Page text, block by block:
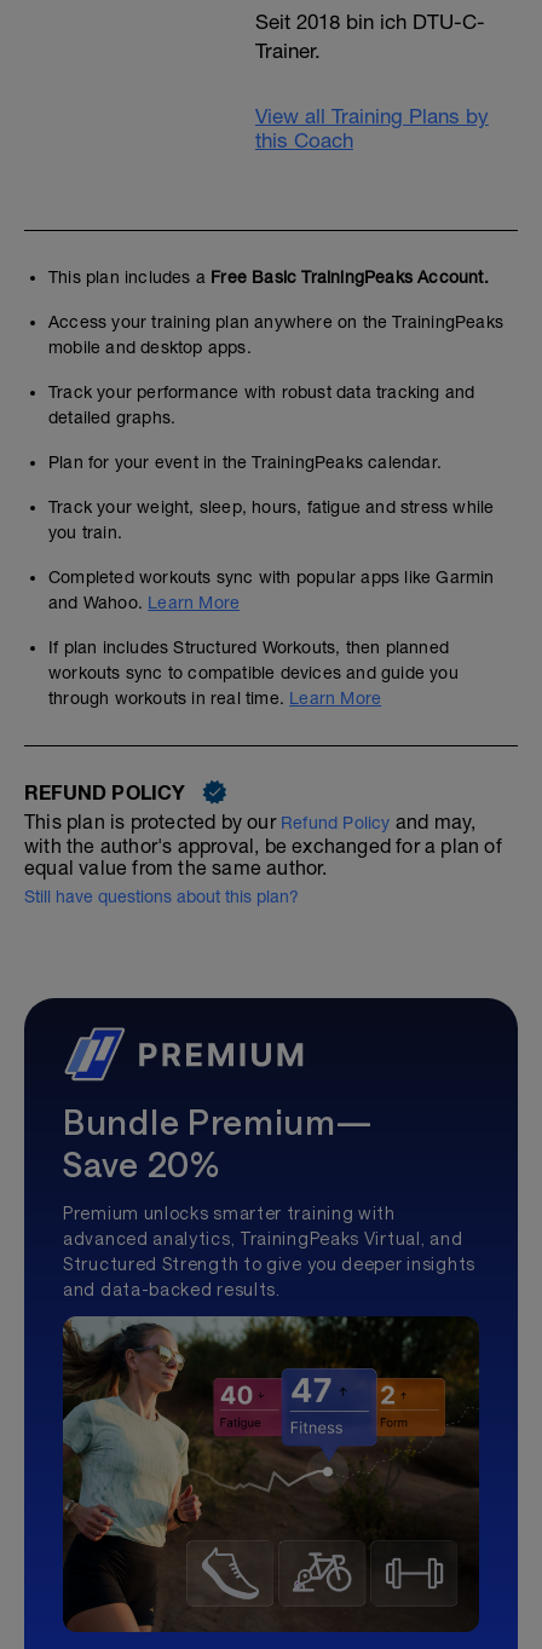
Seit 2018 bin ich DTU-C-
Trainer.
View all Training Plans by
this Coach
This plan includes a Free Basic TrainingPeaks Account.
Access your training plan anywhere on the TrainingPeaks
mobile and desktop apps.
Track your performance with robust data tracking and
detailed graphs.
Plan for your event in the TrainingPeaks calendar.
Track your weight, sleep, hours, fatigue and stress while
you train.
Completed workouts sync with popular apps like Garmin
and Wahoo. Learn More
If plan includes Structured Workouts, then planned
workouts sync to compatible devices and guide you
through workouts in real time. Learn More
REFUND POLICY
This plan is protected by our Refund Policy and may,
with the author's approval, be exchanged for a plan of
equal value from the same author.
Still have questions about this plan?
Bundle Premium—
Save 20%
Premium unlocks smarter training with
advanced analytics, TrainingPeaks Virtual, and
Structured Strength to give you deeper insights
and data-backed results.